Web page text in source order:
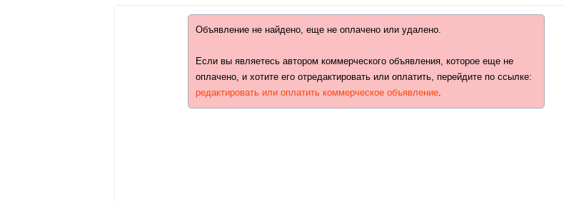
Объявление не найдено, еще не оплачено или удалено.
Если вы являетесь автором коммерческого объявления, которое еще не
оплачено, и хотите его отредактировать или оплатить, перейдите по ссылке:
редактировать или оплатить коммерческое объявление.